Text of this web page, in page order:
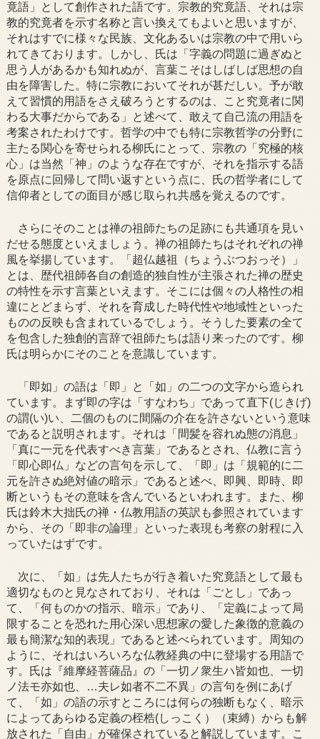
竟語」として創作された語です。宗教的究竟語、それは宗
教的究竟者を示す名称と言い換えてもよいと思いますが、
それはすでに様々な民族、文化あるいは宗教の中で用いら
れてきております。しかし、氏は「字義の問題に過ぎぬと
思う人があるかも知れぬが、言葉こそはしばしば思想の自
由を障害した。特に宗教においてそれが甚だしい。予が敢
えて習慣的用語をさえ破ろうとするのは、こと究竟者に関
わる大事だからである」と述べて、敢えて自己流の用語を
考案されたわけです。哲学の中でも特に宗教哲学の分野に
主たる関心を寄せられる柳氏にとって、宗教の「究極的核
心」は当然「神」のような存在ですが、それを指示する語
を原点に回帰して問い返すという点に、氏の哲学者にして
信仰者としての面目が感じ取られ共感を覚えるのです。
さらにそのことは禅の祖師たちの足跡にも共通項を見い
だせる態度といえましょう。禅の祖師たちはそれぞれの禅
風を挙揚しています。「超仏越祖（ちょうぶつおっそ）」
とは、歴代祖師各自の創造的独自性が主張された禅の歴史
の特性を示す言葉といえます。そこには個々の人格性の相
違にとどまらず、それを育成した時代性や地域性といった
ものの反映も含まれているでしょう。そうした要素の全て
を包含した独創的言辞で祖師たちは語り来ったのです。柳
氏は明らかにそのことを意識しています。
「即如」の語は「即」と「如」の二つの文字から造られ
ています。まず即の字は「すなわち」であって直下(じきげ)
の謂(い)い、二個のものに間隔の介在を許さないという意味
であると説明されます。それは「間髪を容れぬ態の消息」
「真に一元を代表すべき言葉」であるとされ、仏教に言う
「即心即仏」などの言句を示して、「即」は「規範的に二
元を許さぬ絶対値の暗示」であると述べ、即興、即時、即
断というもその意味を含んでいるといわれます。また、柳
氏は鈴木大拙氏の禅・仏教用語の英訳も参照されています
から、その「即非の論理」といった表現も考察の射程に入
っていたはずです。
次に、「如」は先人たちが行き着いた究竟語として最も
適切なものと見なされており、それは「ごとし」であっ
て、「何ものかの指示、暗示」であり、「定義によって局
限することを恐れた用心深い思想家の愛した象徴的意義の
最も簡潔な知的表現」であると述べられています。周知の
ように、それはいろいろな仏教経典の中に登場する用語で
す。氏は『維摩経菩薩品』の「一切ノ衆生ハ皆如也、一切
ノ法モ亦如也、…夫レ如者不二不異」の言句を例にあげ
て、「如」の語の示すところには何らの独断もなく、暗示
によってあらゆる定義の桎梏(しっこく）（束縛）からも解
放された「自由」が確保されていると解説しています。こ